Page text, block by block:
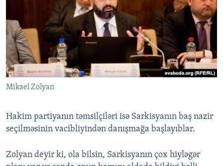
Mikael Zolyan
Hakim partiyanın təmsilçiləri isə Sarkisyanın baş nazir
seçilməsinin vacibliyindən danışmağa başlayıblar.
Zolyan deyir ki, ola bilsin, Sarkisyanın çox hiyləgər